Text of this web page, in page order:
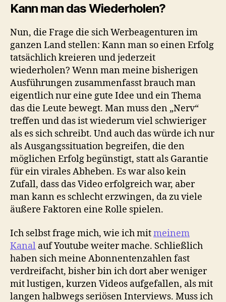
Kann man das Wiederholen?
Nun, die Frage die sich Werbeagenturen im
ganzen Land stellen: Kann man so einen Erfolg
tatsächlich kreieren und jederzeit
wiederholen? Wenn man meine bisherigen
Ausführungen zusammenfasst brauch man
eigentlich nur eine gute Idee und ein Thema
das die Leute bewegt. Man muss den „Nerv“
treffen und das ist wiederum viel schwieriger
als es sich schreibt. Und auch das würde ich nur
als Ausgangssituation begreifen, die den
möglichen Erfolg begünstigt, statt als Garantie
für ein virales Abheben. Es war also kein
Zufall, dass das Video erfolgreich war, aber
man kann es schlecht erzwingen, da zu viele
äußere Faktoren eine Rolle spielen.
Ich selbst frage mich, wie ich mitmeinem
Kanal auf Youtube weiter mache. Schließlich
haben sich meine Abonnentenzahlen fast
verdreifacht, bisher bin ich dort aber weniger
mit lustigen, kurzen Videos aufgefallen, als mit
langen halbwegs seriösen Interviews. Muss ich